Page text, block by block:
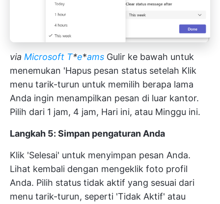
via Microsoft T*e*ams Gulir ke bawah untuk
menemukan 'Hapus pesan status setelah Klik
menu tarik-turun untuk memilih berapa lama
Anda ingin menampilkan pesan di luar kantor.
Pilih dari 1 jam, 4 jam, Hari ini, atau Minggu ini.
Langkah 5: Simpan pengaturan Anda
Klik 'Selesai' untuk menyimpan pesan Anda.
Lihat kembali dengan mengeklik foto profil
Anda. Pilih status tidak aktif yang sesuai dari
menu tarik-turun, seperti 'Tidak Aktif' atau